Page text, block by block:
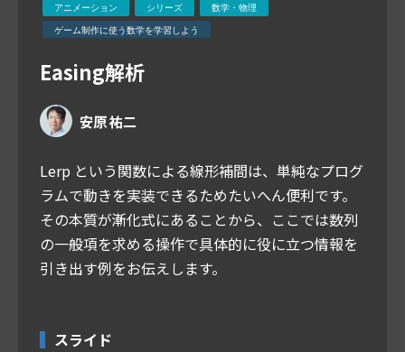
アニメーション シリーズ
数学・物理
ゲーム制作に使う数学を学習しよう
Easing解析
安原 祐二
Lerp という関数による線形補間は、単純なプログ
ラムで動きを実装できるためたいへん便利です。
その本質が漸化式にあることから、ここでは数列
の一般項を求める操作で具体的に役に立つ情報を
引き出す例をお伝えします。
スライド